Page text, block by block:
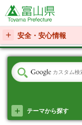
富山県
安全・安心情報
テーマから探す